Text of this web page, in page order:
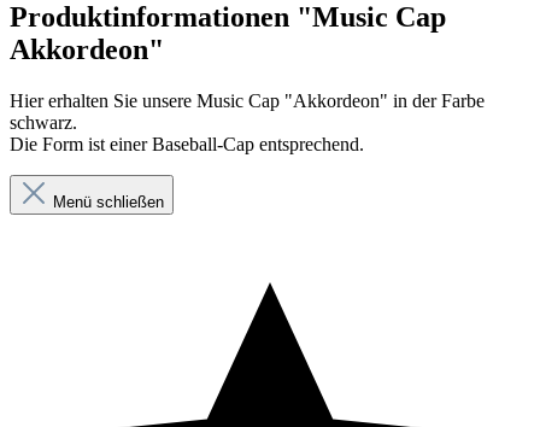
Produktinformationen "Music Cap
Akkordeon"
Hier erhalten Sie unsere Music Cap "Akkordeon" in der Farbe
schwarz.
Die Form ist einer Baseball-Cap entsprechend.
Menü schließen